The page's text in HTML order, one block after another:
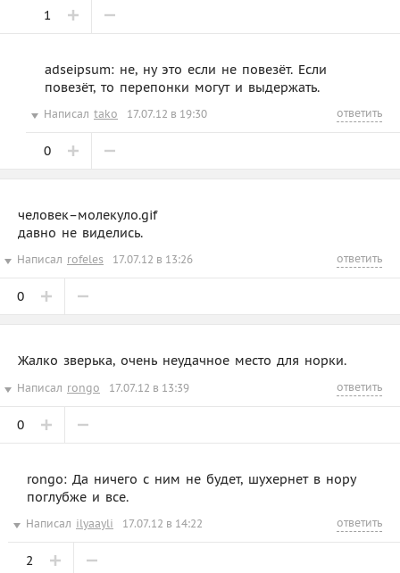
1
adseipsum: не, ну это если не повезёт. Если
повезёт, то перепонки могут и выдержать.
Написал tako 17.07.12 в 19:30 ответить
0
человек–молекуло.gif
давно не виделись.
Написал rofeles 17.07.12 в 13:26 ответить
0
Жалко зверька, очень неудачное место для норки.
Написал rongo 17.07.12 в 13:39 ответить
0
rongo: Да ничего с ним не будет, шухернет в нору
поглубже и все.
Написал ilyaayli 17.07.12 в 14:22 ответить
2